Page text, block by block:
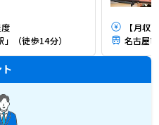
度
（徒歩14分）
【月収